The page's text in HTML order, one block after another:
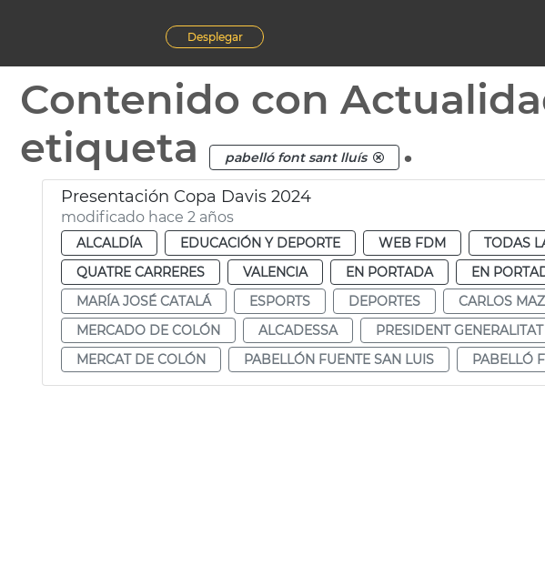
Desplegar
Contenido con
etiqueta
pabelló font sant lluís .
Presentación Copa Davis 2024
modificado hace 2 años
ALCALDÍA EDUCACIÓN Y DEPORTE WEB FDM
TODAS
QUATRE CARRERES
VALENCIA EN PORTADA EN
MARÍA JOSÉ CATALÁ
ESPORTS DEPORTES CARLOS
MERCADO DE COLÓN
ALCADESSA PRESIDENT GENERALITAT
MERCAT DE COLÓN
PABELLÓN FUENTE SAN LUIS PABELLÓ